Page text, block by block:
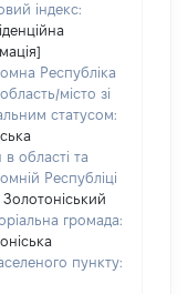
індекс:
Республіка
місто зі
статусом:
в області та
Республіці
Золотоніський
громада:
пункту: